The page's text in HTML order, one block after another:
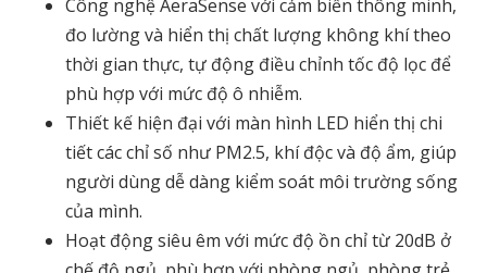
Công nghệ AeraSense với cảm biến thông minh,
đo lường và hiển thị chất lượng không khí theo
thời gian thực, tự động điều chỉnh tốc độ lọc để
phù hợp với mức độ ô nhiễm.
Thiết kế hiện đại với màn hình LED hiển thị chi
tiết các chỉ số như PM2.5, khí độc và độ ẩm, giúp
người dùng dễ dàng kiểm soát môi trường sống
của mình.
Hoạt động siêu êm với mức độ ồn chỉ từ 20dB ở